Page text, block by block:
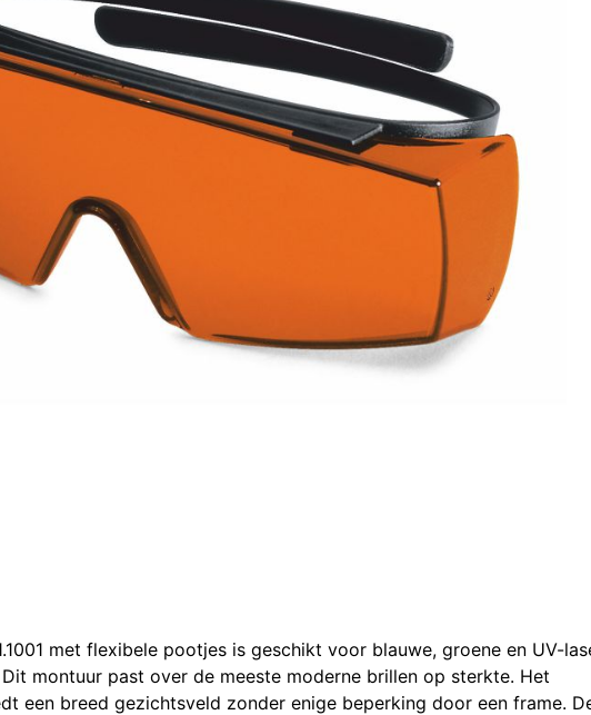
met flexibele pootjes is geschikt voor blauwe, groene en UV-
montuur past over de meeste moderne brillen op sterkte. Het
een breed gezichtsveld zonder enige beperking door een frame.